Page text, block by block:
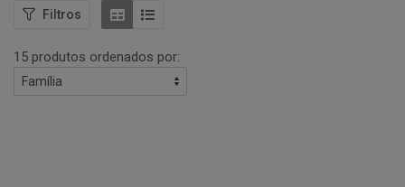
Filtros
15 produtos ordenados por: